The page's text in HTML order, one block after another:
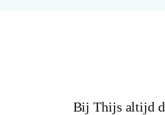
Bij Thijs altijd